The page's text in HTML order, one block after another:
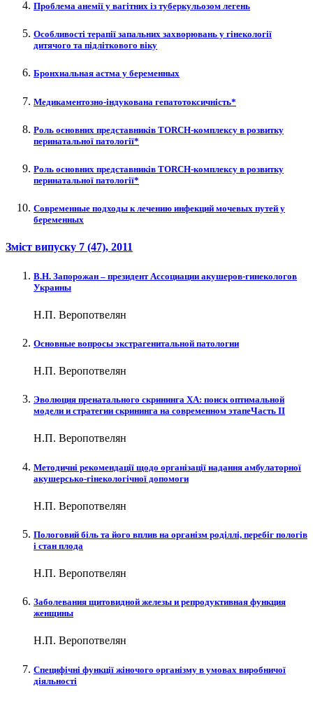
Проблема анемії у вагітних із туберкульозом легень
Особливості терапії запальних захворювань у гінекології
дитячого та підліткового віку
Бронхиальная астма у беременных
Медикаментозно-індукована гепатотоксичність*
Роль основних представників TORCH-комплексу в розвитку
перинатальної патології*
Роль основних представників TORCH-комплексу в розвитку
перинатальної патології*
Современные подходы к лечению инфекций мочевых путей у
беременных
Зміст випуску 7 (47), 2011
В.Н. Запорожан – президент Ассоциации акушеров-гинекологов
Украины
Н.П. Веропотвелян
Основные вопросы экстрагенитальной патологии
Н.П. Веропотвелян
Эволюция пренатального скрининга ХА: поиск оптимальной
модели и стратегии скрининга на современном этапеЧасть ІІ
Н.П. Веропотвелян
Методичні рекомендації щодо організації надання амбулаторної
акушерсько-гінекологічної допомоги
Н.П. Веропотвелян
Пологовий біль та його вплив на організм роділлі, перебіг пологів
і стан плода
Н.П. Веропотвелян
Заболевания щитовидной железы и репродуктивная функция
женщины
Н.П. Веропотвелян
Специфічні функції жіночого організму в умовах виробничої
діяльності